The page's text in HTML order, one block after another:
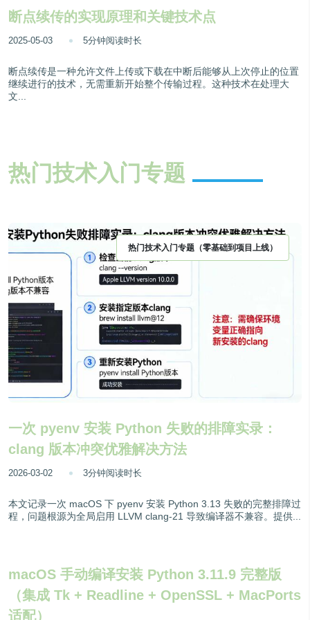
断点续传的实现原理和关键技术点
2025-05-03 5分钟阅读时长
断点续传是一种允许文件上传或下载在中断后能够从上次停止的位置
继续进行的技术，无需重新开始整个传输过程。这种技术在处理大
文...
热门技术入门专题
热门技术入门专题（零基础到项目上线）
一次 pyenv 安装 Python 失败的排障实录：
clang 版本冲突优雅解决方法
2026-03-02 3分钟阅读时长
本文记录一次 macOS 下 pyenv 安装 Python 3.13 失败的完整排障过
程，问题根源为全局启用 LLVM clang-21 导致编译器不兼容。提供...
macOS 手动编译安装 Python 3.11.9 完整版
（集成 Tk + Readline + OpenSSL + MacPorts
适配）